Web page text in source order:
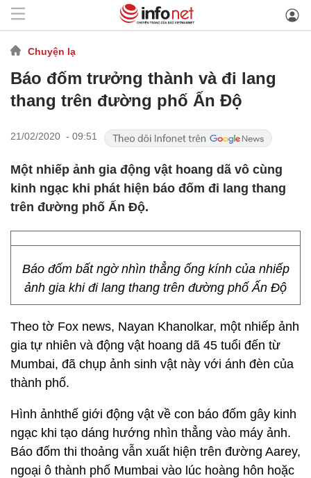
Chuyện lạ
Báo đốm trưởng thành và đi lang
thang trên đường phố Ấn Độ
21/02/2020 - 09:51
Một nhiếp ảnh gia động vật hoang dã vô cùng
kinh ngạc khi phát hiện báo đốm đi lang thang
trên đường phố Ấn Độ.
Báo đốm bất ngờ nhìn thẳng ống kính của nhiếp
ảnh gia khi đi lang thang trên đường phố Ấn Độ
Theo tờ Fox news, Nayan Khanolkar, một nhiếp ảnh
gia tự nhiên và động vật hoang dã 45 tuổi đến từ
Mumbai, đã chụp ảnh sinh vật này với ánh đèn của
thành phố.
Hình ảnhthế giới động vật về con báo đốm gây kinh
ngạc khi tạo dáng hướng nhìn thẳng vào máy ảnh.
Báo đốm thi thoảng vẫn xuất hiện trên đường Aarey,
ngoại ô thành phố Mumbai vào lúc hoàng hôn hoặc